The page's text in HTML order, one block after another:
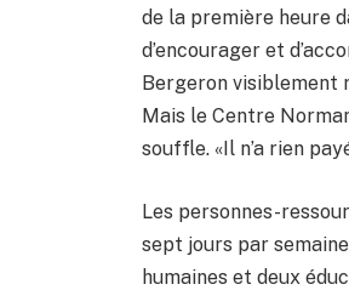
de la première heure
d’encourager et
Bergeron visiblement
Mais le Centre
souffle. «Il n’a rien
Les personnes-
sept jours par
humaines et deux